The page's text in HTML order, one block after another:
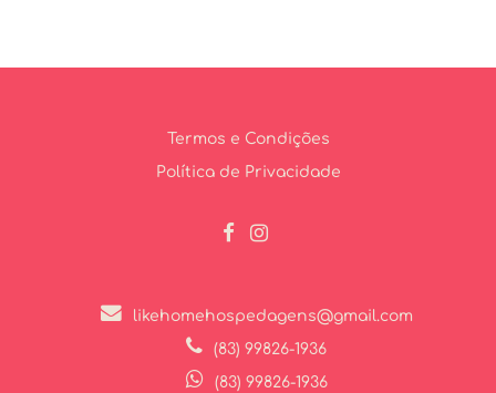
Termos e Condições
Política de Privacidade
likehomehospedagens@gmail.com
(83) 99826-1936
(83) 99826-1936